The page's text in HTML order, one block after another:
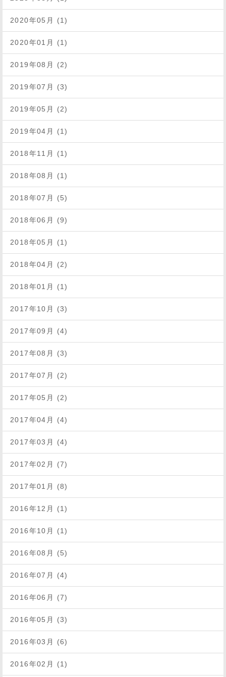
2020年05月 (1)
2020年01月 (1)
2019年08月 (2)
2019年07月 (3)
2019年05月 (2)
2019年04月 (1)
2018年11月 (1)
2018年08月 (1)
2018年07月 (5)
2018年06月 (9)
2018年05月 (1)
2018年04月 (2)
2018年01月 (1)
2017年10月 (3)
2017年09月 (4)
2017年08月 (3)
2017年07月 (2)
2017年05月 (2)
2017年04月 (4)
2017年03月 (4)
2017年02月 (7)
2017年01月 (8)
2016年12月 (1)
2016年10月 (1)
2016年08月 (5)
2016年07月 (4)
2016年06月 (7)
2016年05月 (3)
2016年03月 (6)
2016年02月 (1)